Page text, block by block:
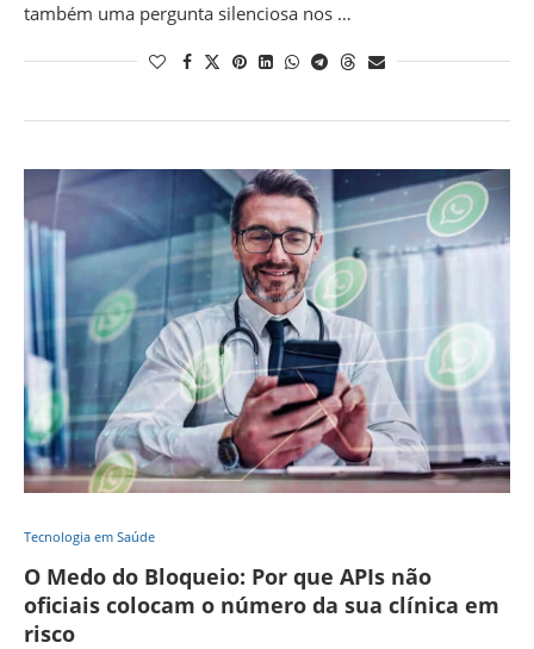
também uma pergunta silenciosa nos …
Tecnologia em Saúde
O Medo do Bloqueio: Por que APIs não
oficiais colocam o número da sua clínica em
risco